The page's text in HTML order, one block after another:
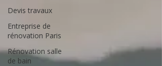
Devis travaux
Entreprise de
rénovation Paris
Rénovation salle
de bain